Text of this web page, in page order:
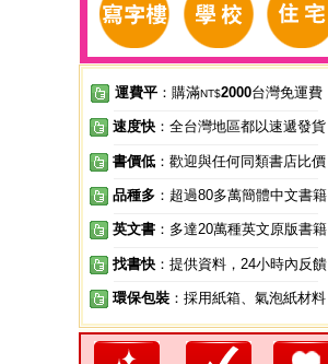
運費平 ：購滿NT$2000台灣免運費
速度快 ：全台灣地區都以速遞發貨
書價低 ：歡迎與任何同類書店比價
品種多 ：超過80多萬簡體中文書籍
英文書 ：多達20萬種英文原版書籍
找書快 ：提供資料，24小時內反饋
環保包裝 ：採用紙箱、氣泡紙材料